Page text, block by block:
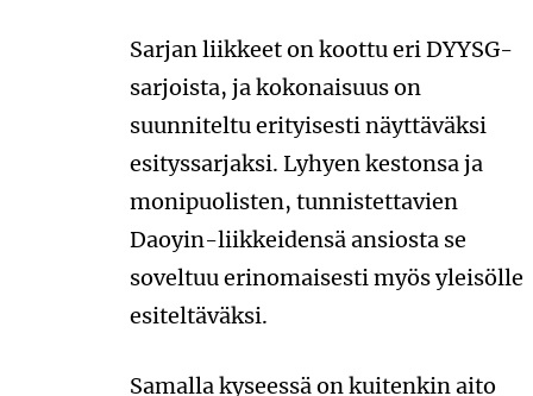
Sarjan liikkeet on koottu eri DYYSG-
sarjoista, ja kokonaisuus on
suunniteltu erityisesti näyttäväksi
esityssarjaksi. Lyhyen kestonsa ja
monipuolisten, tunnistettavien
Daoyin-liikkeidensä ansiosta se
soveltuu erinomaisesti myös yleisölle
esiteltäväksi.
Samalla kyseessä on kuitenkin aito